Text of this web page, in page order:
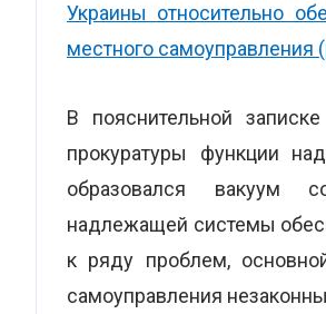
Украины относительно
местного самоуправления
В пояснительной
прокуратуры функции
образовался вакуум
надлежащей системы
к ряду проблем,
самоуправления